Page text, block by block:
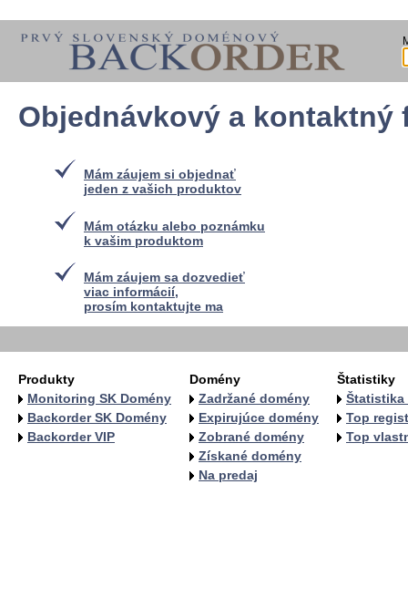
Objednávkový a kontaktný
Mám záujem si objednať
jeden z vašich produktov
Mám otázku alebo poznámku
k vašim produktom
Mám záujem sa dozvedieť
viac informácií,
prosím kontaktujte ma
Produkty
Monitoring SK Domény
Backorder SK Domény
Backorder VIP
Domény
Zadržané domény
Expirujúce domény
Zobrané domény
Získané domény
Na predaj
Štatistiky
Štatistika
Top
Top